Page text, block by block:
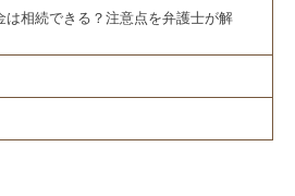
は相続できる？注意点を弁護士が解